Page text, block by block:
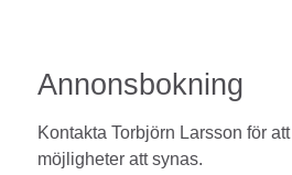
Annonsbokning
Kontakta Torbjörn Larsson för
möjligheter att synas.